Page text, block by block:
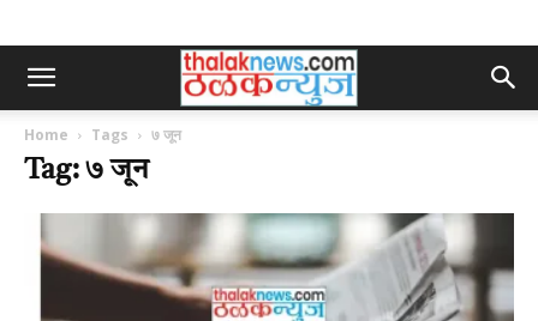
Home Tags ७ जून
Tag: ७ जून